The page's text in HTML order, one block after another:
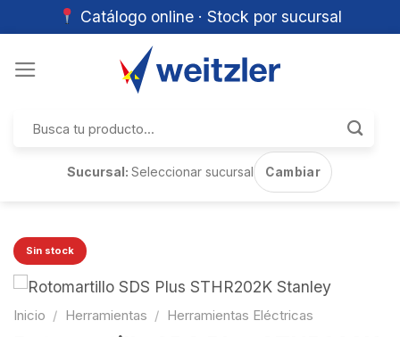
Catálogo online · Stock por sucursal
por:
Sucursal:Seleccionar sucursal Cambiar
Sin stock
Inicio / Herramientas / Herramientas Eléctricas